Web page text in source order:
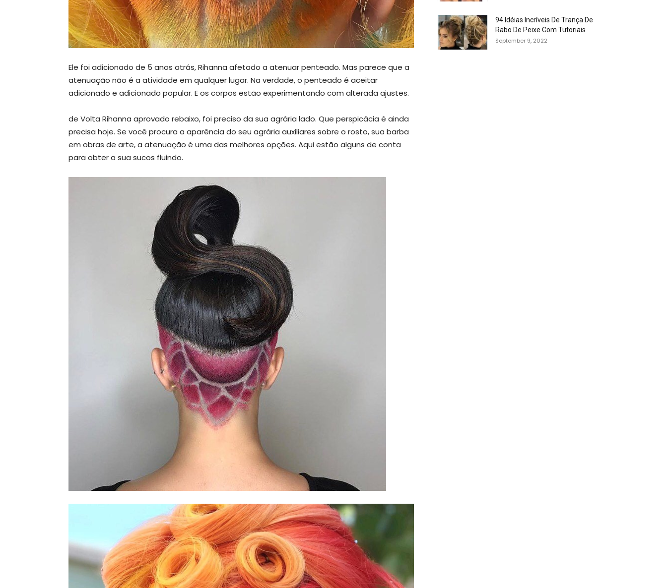
Ele foi adicionado de 5 anos atrás, Rihanna afetado a atenuar penteado. Mas parece que a
atenuação não é a atividade em qualquer lugar. Na verdade, o penteado é aceitar
adicionado e adicionado popular. E os corpos estão experimentando com alterada ajustes.
de Volta Rihanna aprovado rebaixo, foi preciso da sua agrária lado. Que perspicácia é ainda
precisa hoje. Se você procura a aparência do seu agrária auxiliares sobre o rosto, sua barba
em obras de arte, a atenuação é uma das melhores opções. Aqui estão alguns de conta
para obter a sua sucos fluindo.
94 Idéias Incríveis De Trança De
Rabo De Peixe Com Tutoriais
September 9, 2022